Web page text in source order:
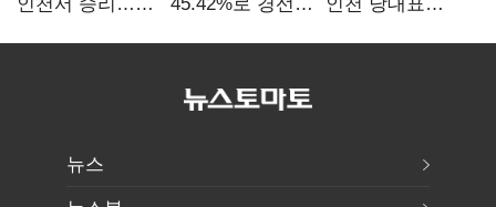
탈환'(종합)
격차
뉴스